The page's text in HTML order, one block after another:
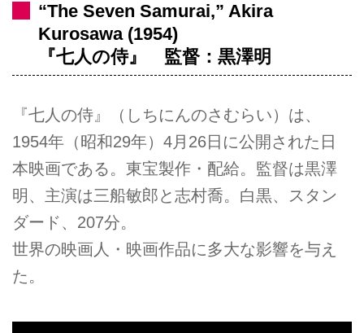
“The Seven Samurai,” Akira
Kurosawa (1954)
『七人の侍』 監督：黒澤明
『七人の侍』（しちにんのさむらい）は、
1954年（昭和29年）4月26日に公開された日
本映画である。東宝製作・配給。監督は黒澤
明、主演は三船敏郎と志村喬。白黒、スタン
ダード、207分。
世界の映画人・映画作品に多大な影響を与え
た。